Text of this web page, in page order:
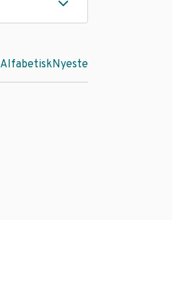
AlfabetiskNyeste